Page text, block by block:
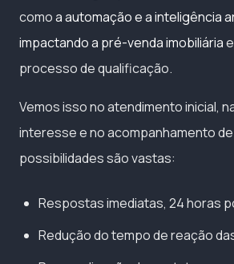
comoa automação e a inteligência
impactando a pré-venda imobiliária
processo de qualificação.
Vemos isso no atendimento inicial,
interesse e no acompanhamento de
possibilidades são vastas:
Respostas imediatas, 24 horas
Redução do tempo de reação